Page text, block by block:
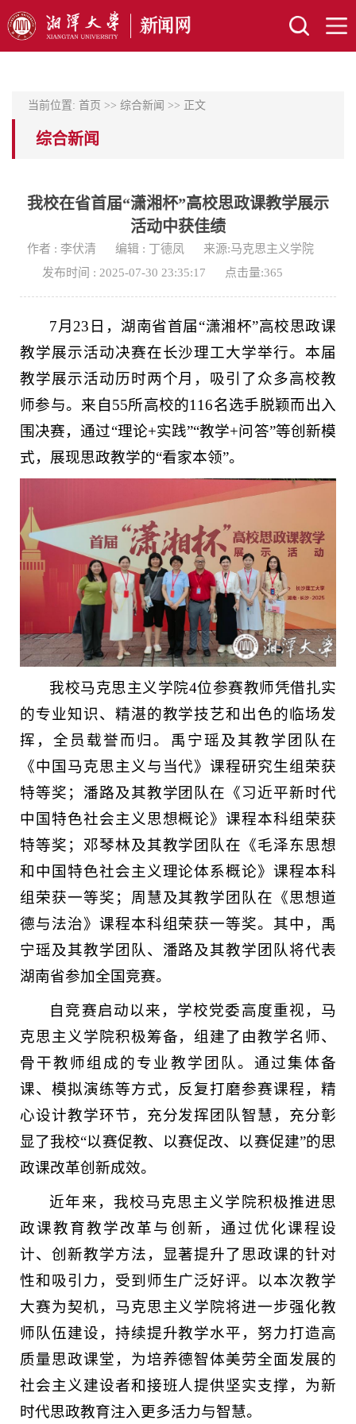
当前位置: 首页 >> 综合新闻 >> 正文
综合新闻
我校在省首届“潇湘杯”高校思政课教学展示
活动中获佳绩
作者 : 李伏清 编辑 : 丁德凤
来源:马克思主义学院
发布时间 : 2025-07-30 23:35:17
点击量:365
7月23日，湖南省首届“潇湘杯”高校思政课
教学展示活动决赛在长沙理工大学举行。本届
教学展示活动历时两个月，吸引了众多高校教
师参与。来自55所高校的116名选手脱颖而出入
围决赛，通过“理论+实践”“教学+问答”等创新模
式，展现思政教学的“看家本领”。
我校马克思主义学院4位参赛教师凭借扎实
的专业知识、精湛的教学技艺和出色的临场发
挥，全员载誉而归。禹宁瑶及其教学团队在
《中国马克思主义与当代》课程研究生组荣获
特等奖；潘路及其教学团队在《习近平新时代
中国特色社会主义思想概论》课程本科组荣获
特等奖；邓琴林及其教学团队在《毛泽东思想
和中国特色社会主义理论体系概论》课程本科
组荣获一等奖；周慧及其教学团队在《思想道
德与法治》课程本科组荣获一等奖。其中，禹
宁瑶及其教学团队、潘路及其教学团队将代表
湖南省参加全国竞赛。
自竞赛启动以来，学校党委高度重视，马
克思主义学院积极筹备，组建了由教学名师、
骨干教师组成的专业教学团队。通过集体备
课、模拟演练等方式，反复打磨参赛课程，精
心设计教学环节，充分发挥团队智慧，充分彰
显了我校“以赛促教、以赛促改、以赛促建”的思
政课改革创新成效。
近年来，我校马克思主义学院积极推进思
政课教育教学改革与创新，通过优化课程设
计、创新教学方法，显著提升了思政课的针对
性和吸引力，受到师生广泛好评。以本次教学
大赛为契机，马克思主义学院将进一步强化教
师队伍建设，持续提升教学水平，努力打造高
质量思政课堂，为培养德智体美劳全面发展的
社会主义建设者和接班人提供坚实支撑，为新
时代思政教育注入更多活力与智慧。